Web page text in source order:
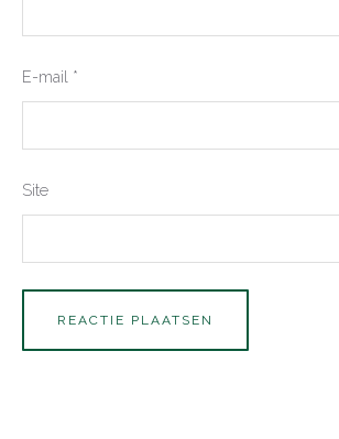
E-mail *
Site